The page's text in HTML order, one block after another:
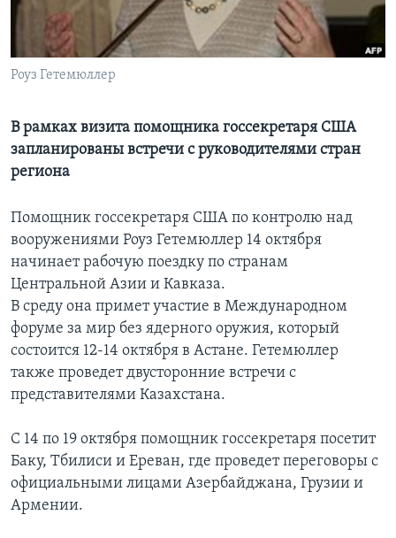
Learning English
СОЦИАЛЬНЫЕ СЕТИ
Языки
Роуз Гетемюллер
В рамках визита помощника госсекретаря США
запланированы встречи с руководителями стран
региона
Помощник госсекретаря США по контролю над
вооружениями Роуз Гетемюллер 14 октября
начинает рабочую поездку по странам
Центральной Азии и Кавказа.
В среду она примет участие в Международном
форуме за мир без ядерного оружия, который
состоится 12-14 октября в Астане. Гетемюллер
также проведет двусторонние встречи с
представителями Казахстана.
С 14 по 19 октября помощник госсекретаря посетит
Баку, Тбилиси и Ереван, где проведет переговоры с
официальными лицами Азербайджана, Грузии и
Армении.